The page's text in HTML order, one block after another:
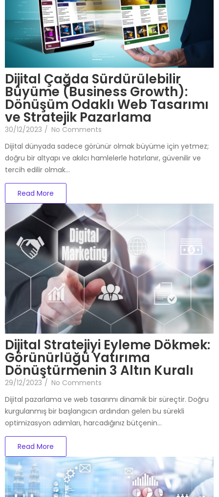
Dijital Çağda Sürdürülebilir
Büyüme (Business Growth):
Dönüşüm Odaklı Web Tasarımı
ve Stratejik Pazarlama
30/12/2023 / No Comments
Dijital dünyada sadece görünür olmak büyüme için yetmez;
doğru bir altyapı ve akılcı hamlelerle hatırlanır, güvenilir ve
tercih edilir olmak…
Read More
Dijital Stratejiyi Eyleme Dökmek:
Görünürlüğü Yatırıma
Dönüştürmenin 3 Altın Kuralı
29/12/2023 / No Comments
Dijital pazarlama ve web tasarımı dinamik bir süreçtir. Doğru
kurgulanmış bir başlangıcın ardından gelen bu sürekli
optimizasyon adımları, harcadığınız bütçenin…
Read More